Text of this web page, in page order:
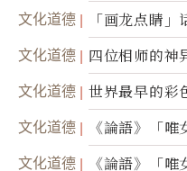
文化道德 「画龙点睛」
文化道德 四位相师的神
文化道德 世界最早的彩
文化道德
《論語》「
（三）
文化道德
《論語》「